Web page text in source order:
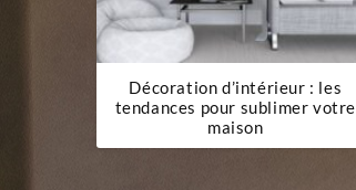
Décoration d’intérieur : les
tendances pour sublimer votre
maison